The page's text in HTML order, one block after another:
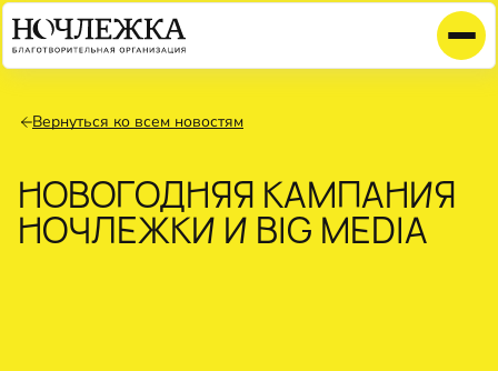
Вернуться ко всем новостям
НОВОГОДНЯЯ КАМПАНИЯ
НОЧЛЕЖКИ И BIG MEDIA